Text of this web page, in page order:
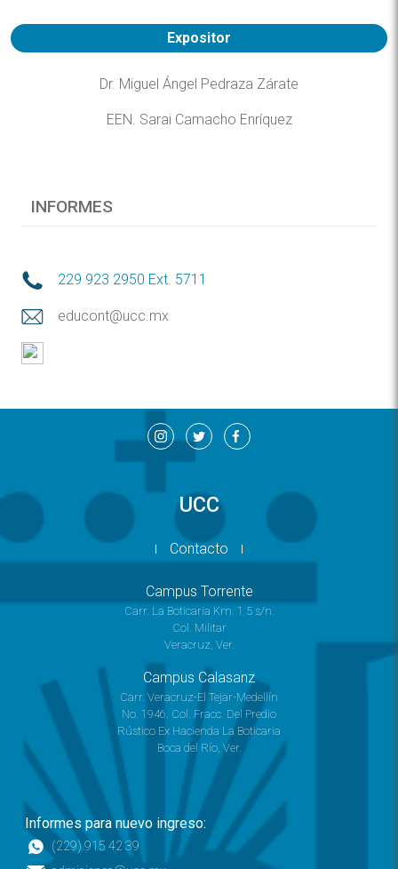
Expositor
Dr. Miguel Ángel Pedraza Zárate
EEN. Sarai Camacho Enríquez
INFORMES
229 923 2950 Ext. 5711
educont@ucc.mx
UCC
Contacto
Campus Torrente
Carr. La Boticaria Km. 1.5 s/n.
Col. Militar
Veracruz, Ver.
Campus Calasanz
Carr. Veracruz-El Tejar-Medellín
No. 1946. Col. Fracc. Del Predio
Rústico Ex Hacienda La Boticaria
Boca del Río, Ver.
Informes para nuevo ingreso:
(229) 915 42 39